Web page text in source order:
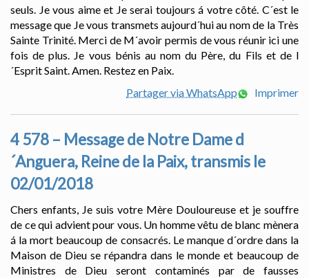
seuls. Je vous aime et Je serai toujours á votre côté. C´est le
message que Je vous transmets aujourd´hui au nom de la Très
Sainte Trinité. Merci de M´avoir permis de vous réunir ici une
fois de plus. Je vous bénis au nom du Père, du Fils et de l
´Esprit Saint. Amen. Restez en Paix.
Partager via WhatsApp
Imprimer
4 578 – Message de Notre Dame d
´Anguera, Reine de la Paix, transmis le
02/01/2018
Chers enfants, Je suis votre Mère Douloureuse et je souffre
de ce qui advient pour vous. Un homme vêtu de blanc mènera
á la mort beaucoup de consacrés. Le manque d´ordre dans la
Maison de Dieu se répandra dans le monde et beaucoup de
Ministres de Dieu seront contaminés par de fausses